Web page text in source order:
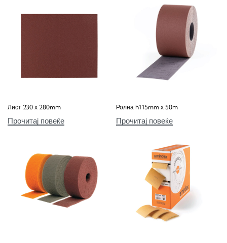
Лист 230 х 280mm
Прочитај повеќе
Ролна h115mm х 50m
Прочитај повеќе